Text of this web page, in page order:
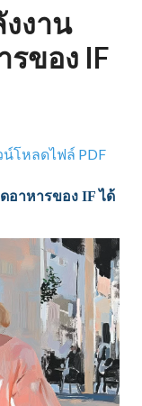
งาน
รของ IF
น์โหลดไฟล์ PDF
อาหารของ IF ได้